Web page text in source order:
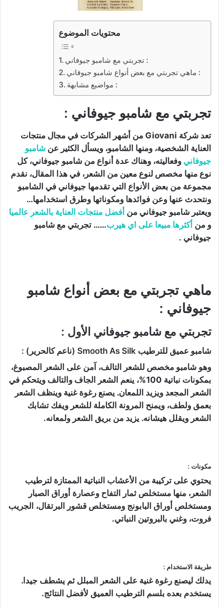
محتويات الموضوع
تجربتي مع شامبو جيوفاني :
ماهي تجربتي مع بعض أنواع شامبو جيوفاني :
مواضيع مشابهة :
تجربتي مع شامبو جيوفاني :
تعد شركة Giovani من أشهر الشركات في مجال منتجات
العناية الشخصية، ومنها الشامبو، ويسأل الكثير عن شامبو
جيوفاني وفعاليته، وهناك عدة أنواع من شامبو جيوفاني، كل
نوع منها مخصص لنوع معين من الشعر، في هذا المقال، نقدم
مجموعة من بعض الأنواع التي تقدمها جيوفاني في الشامبو
ونتحدث عنها وعن فوائدها ومكوناتها وطرق استخدامها…
ويعتبر شامبو جيوفاني من أفضل منتجات العناية بالشعر عالميا
و من أكثرها مبيعا على اي هيرب…… تجربتي مع شامبو
جيوفاني .
ماهي تجربتي مع بعض أنواع شامبو
جيوفاني :
تجربتي مع شامبو جيوفاني الأول :
شامبو عميق للترطيب Smooth As Silk (ناعم كالحرير) :
وهو شامبو مخصص للشعر التالف، آمن على الشعر المصبوغ،
بمكونات نباتية 100%، ينعم الشعر الجاف والتالف ويتحكم في
الشعر المجعد ويزيد اللمعان. يصنع رغوة غنية وينظف الشعر
بعمق ولطف، ويمنح المرونة الكاملة للشعر ويفك تشابك
الشعر ويقلل هيشانه. يزيد من بريق الشعر ولمعانه.
مكونات :
يحتوي على تركيبة من الأعشاب النباتية الممتازة لترطيب
الشعر، منها مستخلص ثمار التفاح وعصارة أوراق الصبار
ومستخلص أوراق البابونج ومستخلص قشور البرتقال، الجريب
فروت، وغني بالبروتين النباتي.
طريقة الاستخدام :
يدلك ليصنع رغوة غنية على الشعر المبلل ثم يشطف جيدا.
يستخدم بعده بلسم الترطيب العميق لأفضل النتائج.